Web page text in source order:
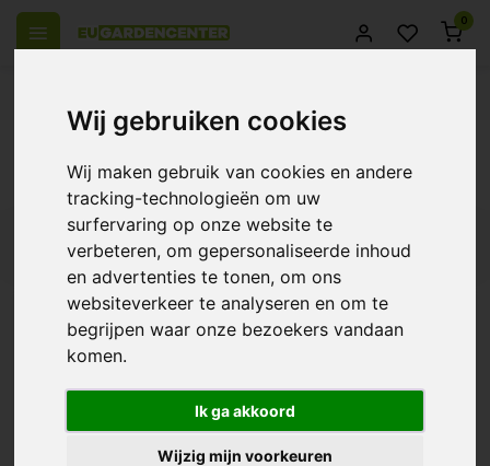
Wij gebruiken cookies
Wij maken gebruik van cookies en andere
tracking-technologieën om uw
surfervaring op onze website te
verbeteren, om gepersonaliseerde inhoud
en advertenties te tonen, om ons
websiteverkeer te analyseren en om te
begrijpen waar onze bezoekers vandaan
komen.
Ik ga akkoord
Wijzig mijn voorkeuren
0
Products tagged with tt160
€35,95